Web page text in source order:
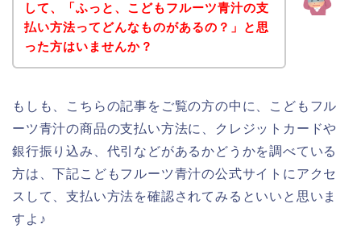
して、「ふっと、こどもフルーツ青汁の支
払い方法ってどんなものがあるの？」と思
った方はいませんか？
もしも、こちらの記事をご覧の方の中に、こどもフル
ーツ青汁の商品の支払い方法に、クレジットカードや
銀行振り込み、代引などがあるかどうかを調べている
方は、下記こどもフルーツ青汁の公式サイトにアクセ
スして、支払い方法を確認されてみるといいと思いま
すよ♪